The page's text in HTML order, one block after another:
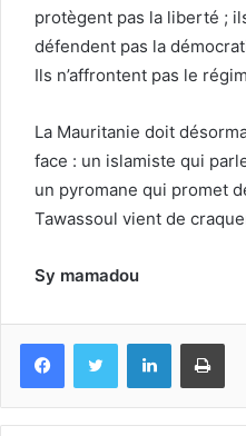
protègent pas la liberté ;
défendent pas la
Ils n’affrontent pas le
La Mauritanie doit
face : un islamiste qui
un pyromane qui promet
Tawassoul vient de
Sy mamadou
FacebookTwitter Linkedin